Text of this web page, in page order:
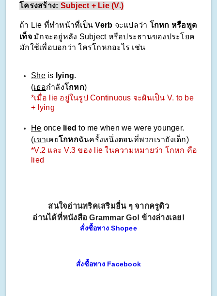
โครงสร้าง: Subject + Lie (V.)
ถ้า Lie ที่ทำหน้าที่เป็นVerb จะแปลว่า โกหก หรือพูด
เท็จ มักจะอยู่หลัง Subject หรือประธานของประโยค
มักใช้เพื่อบอกว่า ใครโกหกอะไร เช่น
Sheis lying.
(เธอกำลังโกหก)
*เมื่อ lie อยู่ในรูป Continuous จะผันเป็น V. to be
+ lying
He once lied to me when we were younger.
(เขาเคยโกหกฉันครั้งหนึ่งตอนที่พวกเรายังเด็ก)
*V.2 และ V.3 ของ lie ในความหมายว่า โกหก คือ
lied
สนใจอ่านทริคเสริมอื่น ๆ จากครูดิว
อ่านได้ที่หนังสือ Grammar Go! ข้างล่างเลย!
สั่งซื้อทาง Shopee
สั่งซื้อทาง Facebook